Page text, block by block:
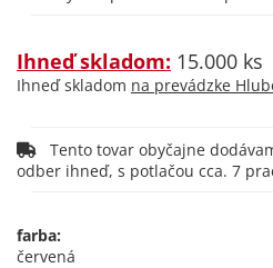
Ihneď skladom: 15.000 ks
Ihneď skladom na prevádzke
Tento tovar obyčajne
odber ihneď, s potlačou cca. 7
farba:
červená